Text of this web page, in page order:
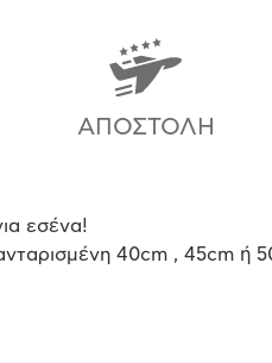
ΑΠΟΣΤΟΛΉ
εσένα!
40cm , 45cm ή